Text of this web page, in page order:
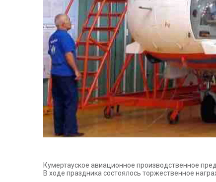
Кумертауское авиационное производственное
В ходе праздника состоялось торжественное